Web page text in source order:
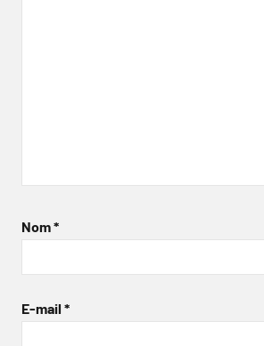
Nom*
E-mail *